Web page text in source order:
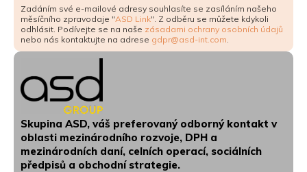
Zadáním své e-mailové adresy souhlasíte se zasíláním našeho
měsíčního zpravodaje "ASD Link". Z odběru se můžete kdykoli
odhlásit. Podívejte se na naše zásadami ochrany osobních údajů
nebo nás kontaktujte na adrese gdpr@asd-int.com
Skupina ASD, váš preferovaný odborný kontakt v
oblasti mezinárodního rozvoje, DPH a
mezinárodních daní, celních operací, sociálních
předpisů a obchodní strategie.